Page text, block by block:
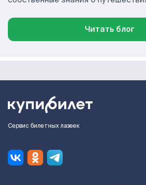
Читать блог
Сервис билетных лазеек